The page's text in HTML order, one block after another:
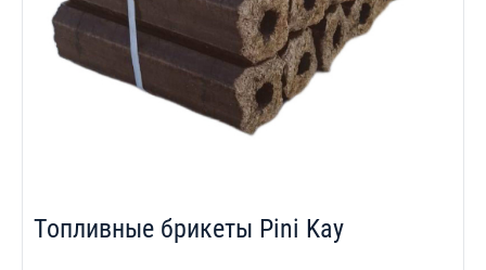
Топливные брикеты Pini Kay